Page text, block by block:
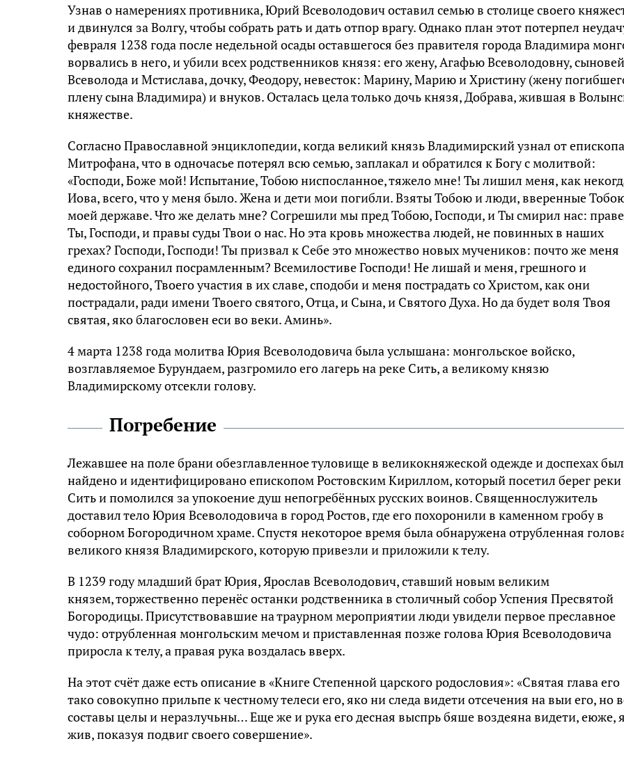
Узнав о намерениях противника, Юрий Всеволодович оставил семью в столице своего
и двинулся за Волгу, чтобы собрать рать и дать отпор врагу. Однако план этот потерпел
февраля 1238 года после недельной осады оставшегося без правителя города Владимира
ворвались в него, и убили всех родственников князя: его жену, Агафью Всеволодовну,
Всеволода и Мстислава, дочку, Феодору, невесток: Марину, Марию и Христину (жену
плену сына Владимира) и внуков. Осталась цела только дочь князя, Добрава, жившая в
княжестве.
Согласно Православной энциклопедии, когда великий князь Владимирский узнал от епископа
Митрофана, что в одночасье потерял всю семью, заплакал и обратился к Богу с молитвой:
«Господи, Боже мой! Испытание, Тобою ниспосланное, тяжело мне! Ты лишил меня, как
Иова, всего, что у меня было. Жена и дети мои погибли. Взяты Тобою и люди, вверенные
моей державе. Что же делать мне? Согрешили мы пред Тобою, Господи, и Ты смирил нас:
Ты, Господи, и правы суды Твои о нас. Но эта кровь множества людей, не повинных в наших
грехах? Господи, Господи! Ты призвал к Себе это множество новых мучеников: почто же меня
единого сохранил посрамленным? Всемилостиве Господи! Не лишай и меня, грешного и
недостойного, Твоего участия в их славе, сподоби и меня пострадать со Христом, как они
пострадали, ради имени Твоего святого, Отца, и Сына, и Святого Духа. Но да будет воля Твоя
святая, яко благословен еси во веки. Аминь».
4 марта 1238 года молитва Юрия Всеволодовича была услышана: монгольское войско,
возглавляемое Бурундаем, разгромило его лагерь на реке Сить, а великому князю
Владимирскому отсекли голову.
Погребение
Лежавшее на поле брани обезглавленное туловище в великокняжеской одежде и доспехах
найдено и идентифицировано епископом Ростовским Кириллом, который посетил берег реки
Сить и помолился за упокоение душ непогребённых русских воинов. Священнослужитель
доставил тело Юрия Всеволодовича в город Ростов, где его похоронили в каменном гробу в
соборном Богородичном храме. Спустя некоторое время была обнаружена отрубленная
великого князя Владимирского, которую привезли и приложили к телу.
В 1239 году младший брат Юрия, Ярослав Всеволодович, ставший новым великим
князем, торжественно перенёс останки родственника в столичный собор Успения Пресвятой
Богородицы. Присутствовавшие на траурном мероприятии люди увидели первое преславное
чудо: отрубленная монгольским мечом и приставленная позже голова Юрия Всеволодовича
приросла к телу, а правая рука воздалась вверх.
На этот счёт даже есть описание в «Книге Степенной царского родословия»: «Святая глава его
тако совокупно прильпе к честному телеси его, яко ни следа видети отсечения на выи его, но
составы целы и неразлучьны… Еще же и рука его десная выспрь бяше воздеяна видети, еюже,
жив, показуя подвиг своего совершение».